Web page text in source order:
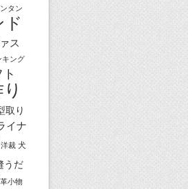
タン
ス
キング
取り
イナ
洋裁 犬
うだ
革小物